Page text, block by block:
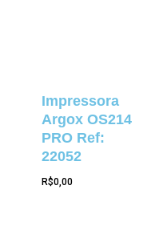
Impressora
Argox OS214
PRO Ref:
22052
R$0,00